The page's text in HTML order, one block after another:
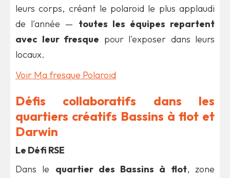
leurs corps, créant le polaroid le plus applaudi
de l'année — toutes les équipes repartent
avec leur fresque pour l'exposer dans leurs
locaux.
Voir Ma fresque Polaroid
Défis collaboratifs dans les
quartiers créatifs Bassins à flot et
Darwin
Le Défi RSE
Dans le quartier des Bassins à flot, zone